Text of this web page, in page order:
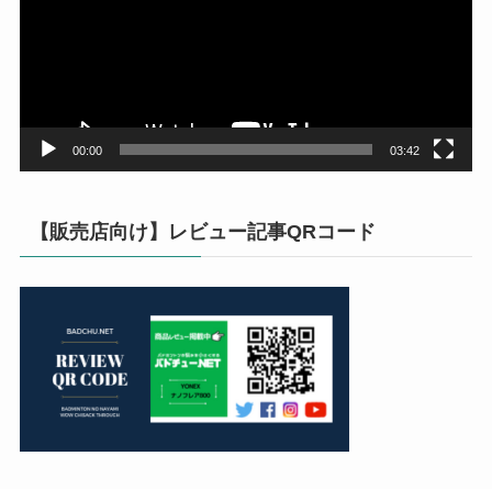
00:00 03:42
【販売店向け】レビュー記事QRコード